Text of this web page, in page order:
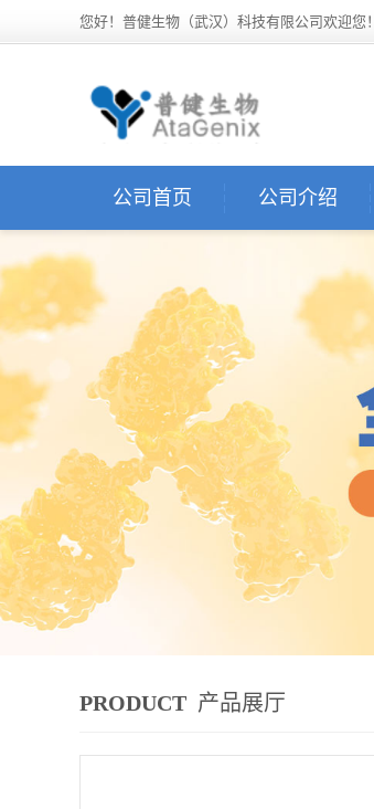
您好！普健生物（武汉）科技有限公司欢迎您！
公司首页 公司介绍
PRODUCT 产品展厅